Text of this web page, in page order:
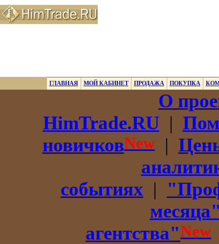
ГЛАВНАЯ МОЙ КАБИНЕТ ПРОДАЖА ПОКУПКА
О
HimTrade.RU|
новичковNew|
событиях |
агентства"New